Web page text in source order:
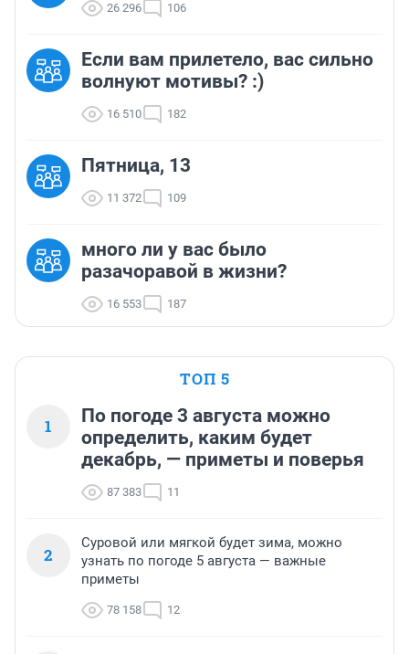
26 296 106
Если вам прилетело, вас сильно
волнуют мотивы? :)
16 510 182
Пятница, 13
11 372 109
много ли у вас было
разачоравой в жизни?
16 553 187
ТОП 5
1
По погоде 3 августа можно
определить, каким будет
декабрь, — приметы и поверья
87 383 11
2
Суровой или мягкой будет зима, можно
узнать по погоде 5 августа — важные
приметы
78 158 12